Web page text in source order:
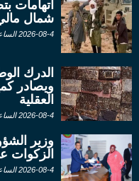
اتهامات
شمال
2026-08-4 الساعة 14:10
الدرك
ويصادر
العقلية
2026-08-4 الساعة 14:01
وزير
الزكوات
2026-08-4 الساعة 13:50